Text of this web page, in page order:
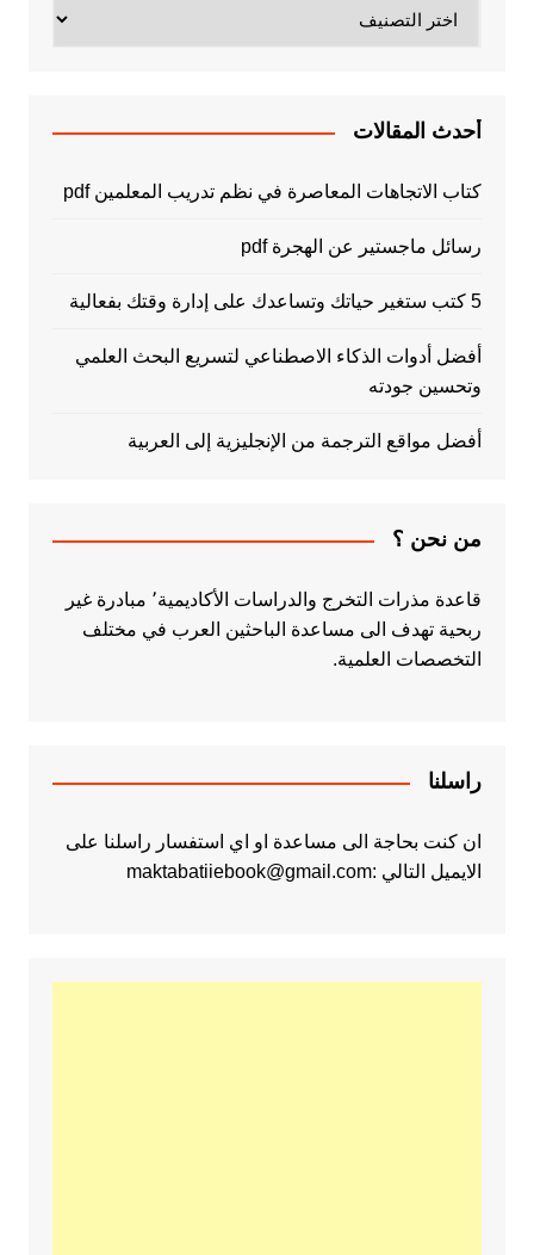
أحدث المقالات
كتاب الاتجاهات المعاصرة في نظم تدريب المعلمين pdf
رسائل ماجستير عن الهجرة pdf
5 كتب ستغير حياتك وتساعدك على إدارة وقتك بفعالية
أفضل أدوات الذكاء الاصطناعي لتسريع البحث العلمي
وتحسين جودته
أفضل مواقع الترجمة من الإنجليزية إلى العربية
من نحن ؟
قاعدة مذرات التخرج والدراسات الأكاديمية٬ مبادرة غير
ربحية تهدف الى مساعدة الباحثين العرب في مختلف
التخصصات العلمية.
راسلنا
ان كنت بحاجة الى مساعدة او اي استفسار راسلنا على
الايميل التالي :maktabatiiebook@gmail.com